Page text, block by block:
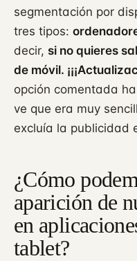
segmentación por
tres tipos:
decir, si no quieres
de móvil.
opción comentada
ve que era muy
excluía la publicidad
¿Cómo
aparición de
en
tablet?